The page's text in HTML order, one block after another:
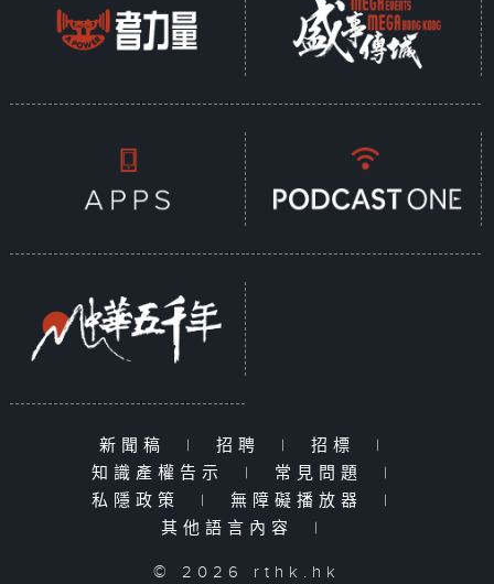
新聞稿 | 招聘 | 招標
|
知識產權告示
| 常見問題
|
私隱政策
| 無障礙播放器
|
其他語言內容
|
© 2026 rthk.hk